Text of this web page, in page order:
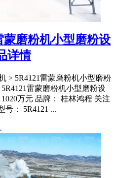
蒙磨粉机小型磨粉设
详情
> 5R4121雷蒙磨粉机小型磨粉
雷蒙磨粉机小型磨粉设
万元 品牌： 桂林鸿程 关注
号： 5R4121 ...